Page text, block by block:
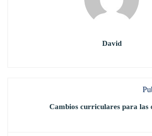
David
Cambios curriculares para las